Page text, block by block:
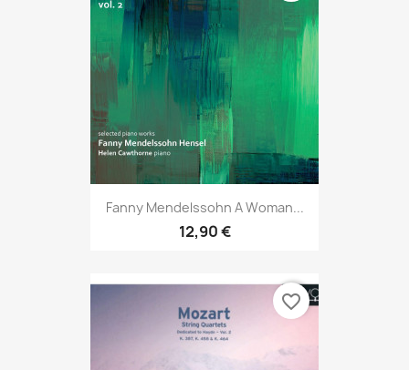
Fanny Mendelssohn A Woman...
12,90 €
favorite_border